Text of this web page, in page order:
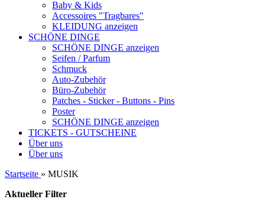
Baby & Kids
Accessoires "Tragbares"
KLEIDUNG anzeigen
SCHÖNE DINGE
SCHÖNE DINGE anzeigen
Seifen / Parfum
Schmuck
Auto-Zubehör
Büro-Zubehör
Patches - Sticker - Buttons - Pins
Poster
SCHÖNE DINGE anzeigen
TICKETS - GUTSCHEINE
Über uns
Über uns
Startseite » MUSIK
Aktueller Filter